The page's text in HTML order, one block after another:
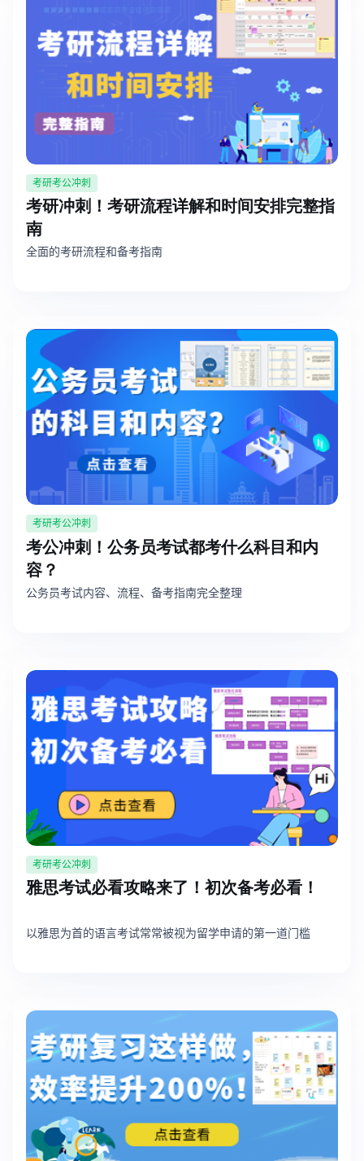
满足企业级团队协作和管理需求
获取详细功能指南和技术支持
知识分享社区
探索创意灵感与高效协作技巧
考研考公冲刺
考研冲刺！考研流程详解和时间安排完整指
南
全面的考研流程和备考指南
考研考公冲刺
考公冲刺！公务员考试都考什么科目和内
容？
公务员考试内容、流程、备考指南完全整理
考研考公冲刺
雅思考试必看攻略来了！初次备考必看！
以雅思为首的语言考试常常被视为留学申请的第一道门槛